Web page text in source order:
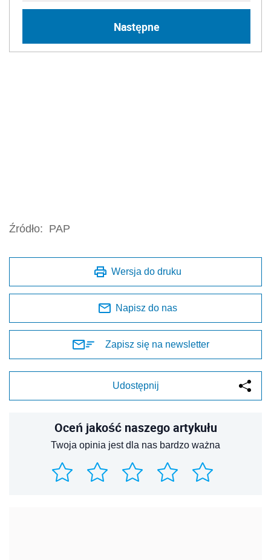
Następne
Źródło: PAP
Wersja do druku
Napisz do nas
Zapisz się na newsletter
Udostępnij
Oceń jakość naszego artykułu
Twoja opinia jest dla nas bardzo ważna